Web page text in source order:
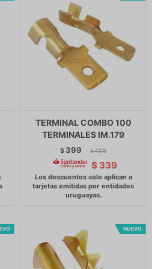
TERMINAL COMBO 100
TERMINALES IM.179
$ 399 $ 409
$ 339